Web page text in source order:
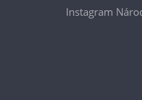
Instagram